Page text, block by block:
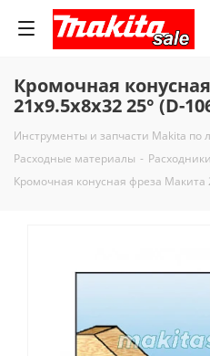
Кромочная
21х9.5х8х32 25° (D-
Инструменты и запчасти Makita
Расходные материалы -
Кромочная конусная фреза Макита